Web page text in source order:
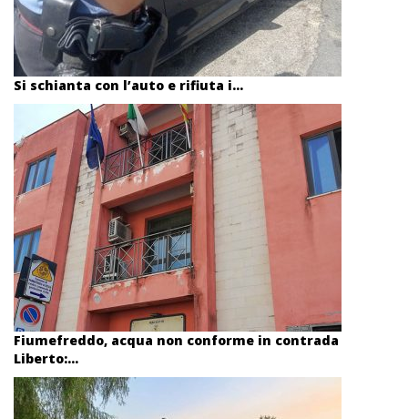
Si schianta con l’auto e rifiuta i...
Fiumefreddo, acqua non conforme in contrada
Liberto:...